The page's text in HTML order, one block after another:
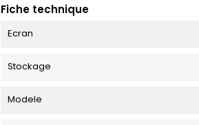
Fiche technique
Ecran
Stockage
Modele